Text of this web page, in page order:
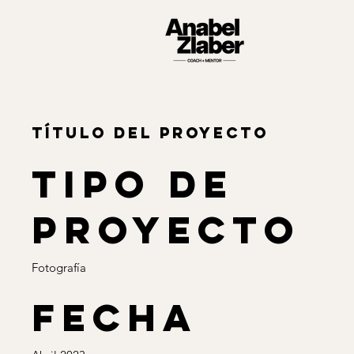
Título del proyecto
Tipo de
proyecto
Fotografía
Fecha